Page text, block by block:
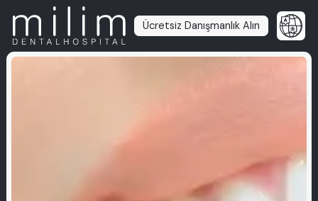
Ücretsiz Danışmanlık Alın